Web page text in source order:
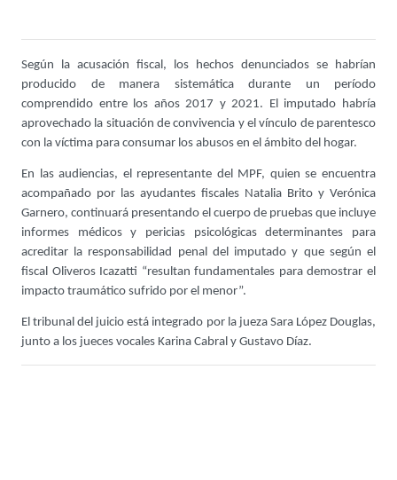
Según la acusación fiscal, los hechos denunciados se habrían
producido de manera sistemática durante un período
comprendido entre los años 2017 y 2021. El imputado habría
aprovechado la situación de convivencia y el vínculo de parentesco
con la víctima para consumar los abusos en el ámbito del hogar.
En las audiencias, el representante del MPF, quien se encuentra
acompañado por las ayudantes fiscales Natalia Brito y Verónica
Garnero, continuará presentando el cuerpo de pruebas que incluye
informes médicos y pericias psicológicas determinantes para
acreditar la responsabilidad penal del imputado y que según el
fiscal Oliveros Icazatti “resultan fundamentales para demostrar el
impacto traumático sufrido por el menor”.
El tribunal del juicio está integrado por la jueza Sara López Douglas,
junto a los jueces vocales Karina Cabral y Gustavo Díaz.